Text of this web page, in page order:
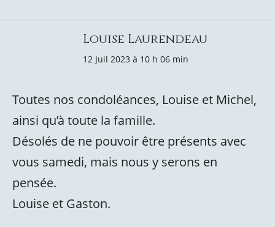
Louise Laurendeau
12 Juil 2023 à 10 h 06 min
Toutes nos condoléances, Louise et Michel,
ainsi qu’à toute la famille.
Désolés de ne pouvoir être présents avec
vous samedi, mais nous y serons en
pensée.
Louise et Gaston.